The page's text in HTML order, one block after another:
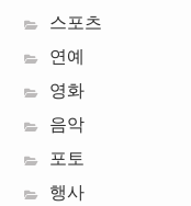
스포츠
연예
영화
음악
포토
행사